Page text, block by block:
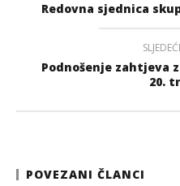
Redovna sjednica
Podnošenje zahtjeva
20.
POVEZANI ČLANCI